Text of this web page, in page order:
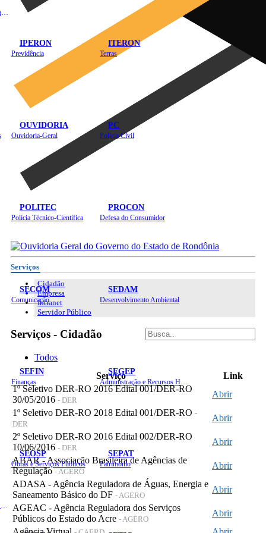
IPERON
Previdência
ITERON
Terras
OUVIDORIA
Ouvidoria-Geral
PC
Polícia Civil
POLITEC
Polícia Técnico-Científica
PROCON
Defesa do Consumidor
SECOM
Comunicação
SEDAM
Desenvolvimento Ambiental
SEFIN
Finanças
SEGEP
SEOSP
Obras e Serviços Públicos
SEPAT
Patrimônio
Serviços
Cidadão
Empresa
Intranet
Servidor Público
Serviços - Cidadão
Todos
Serviço
Link
1º Seletivo DER-RO 2016 Edital 001/DER-RO
30/05/2016 - DER
Abrir
1º Seletivo DER-RO 2018 Edital 001/DER-RO -
DER
Abrir
2º Seletivo DER-RO 2016 Edital 002/DER-RO
10/06/2016 - DER
Abrir
ABAR - Associação Brasileira de Agências de
Regulação- AGERO
Abrir
ADASA - Agência Reguladora de Águas, Energia e
Saneamento Básico do DF - AGERO
Abrir
AGEAC - Agência Reguladora dos Serviços
Públicos do Estado do Acre - AGERO
Abrir